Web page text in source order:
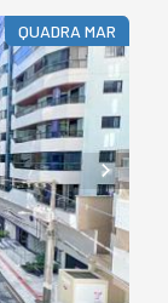
QUADRA MAR